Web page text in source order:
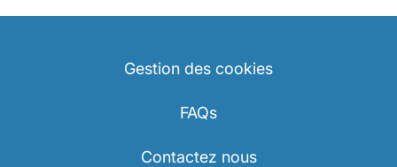
Gestion des cookies
FAQs
Contactez nous